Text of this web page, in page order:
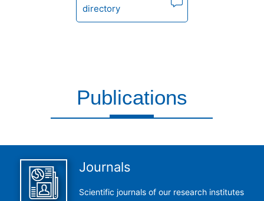
directory
Publications
Journals
Scientific journals of our research institutes